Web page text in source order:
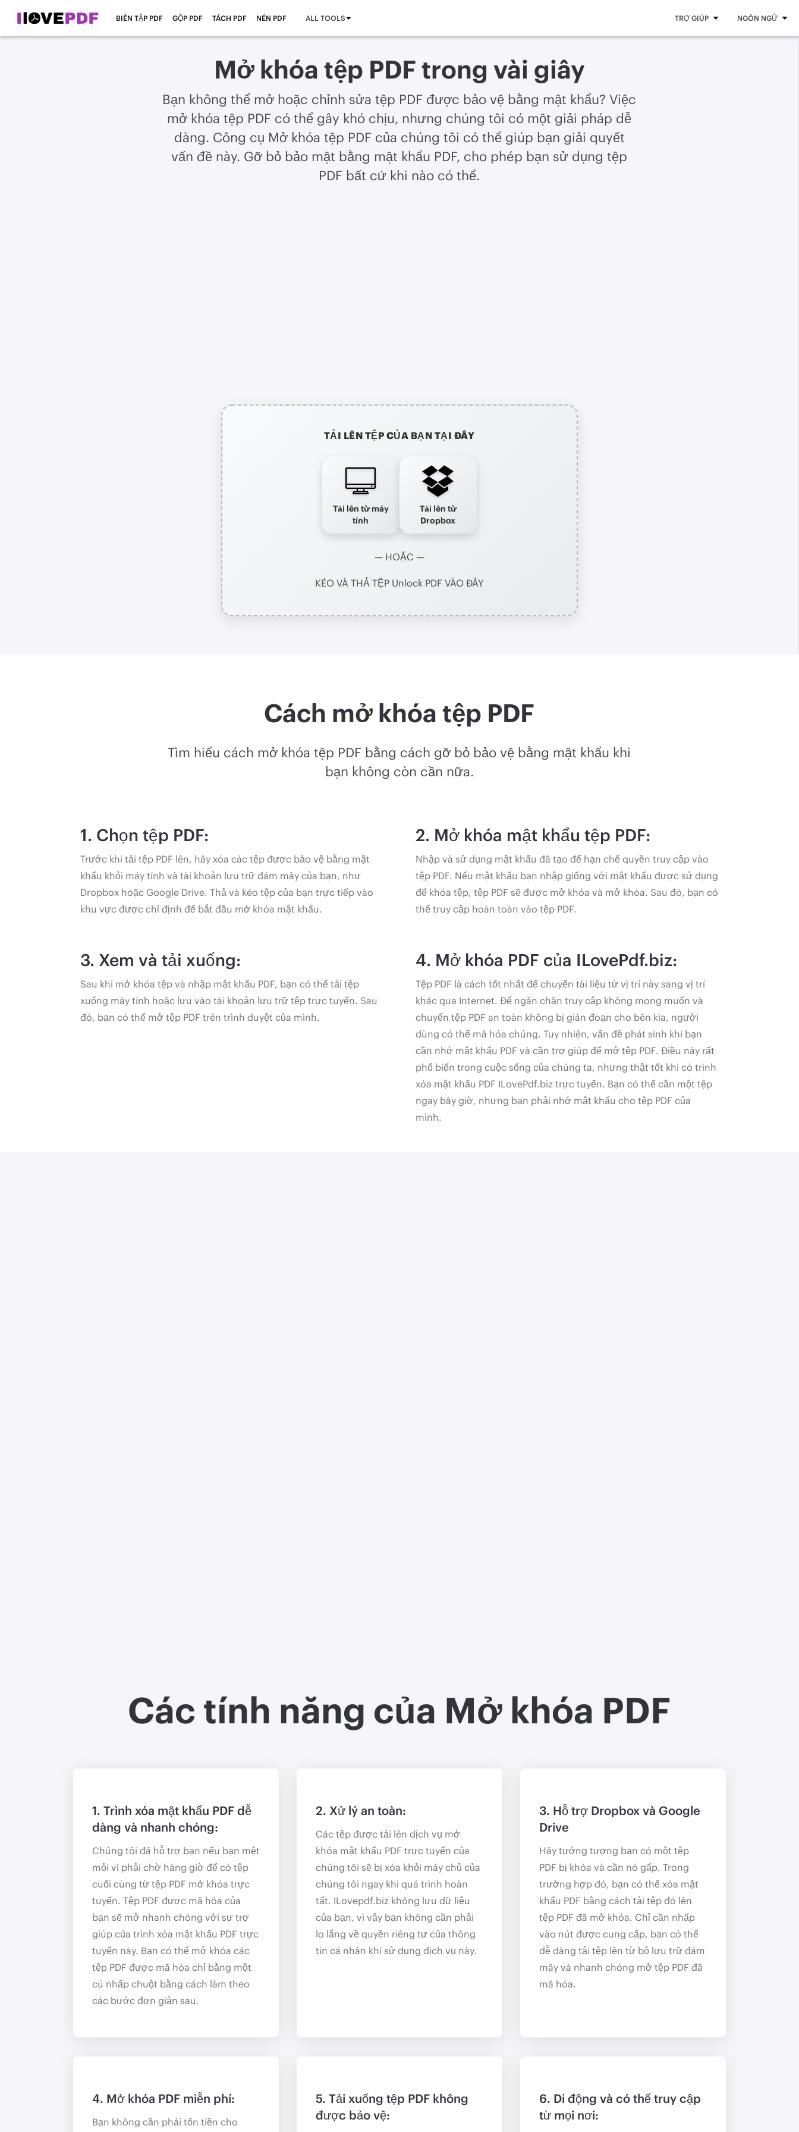
BIÊN TẬP PDF GỘP PDF TÁCH PDF NÉN PDF ALL TOOLS TRỢ GIÚP NGÔN NGỮ
Mở khóa tệp PDF trong vài giây
Bạn không thể mở hoặc chỉnh sửa tệp PDF được bảo vệ bằng mật khẩu? Việc
mở khóa tệp PDF có thể gây khó chịu, nhưng chúng tôi có một giải pháp dễ
dàng. Công cụ Mở khóa tệp PDF của chúng tôi có thể giúp bạn giải quyết
vấn đề này. Gỡ bỏ bảo mật bằng mật khẩu PDF, cho phép bạn sử dụng tệp
PDF bất cứ khi nào có thể.
TẢI LÊN TỆP CỦA BẠN TẠI ĐÂY
Tải lên từ máy
tính
Tải lên từ
Dropbox
— HOẶC —
KÉO VÀ THẢ TỆP Unlock PDF VÀO ĐÂY
Cách mở khóa tệp PDF
Tìm hiểu cách mở khóa tệp PDF bằng cách gỡ bỏ bảo vệ bằng mật khẩu khi
bạn không còn cần nữa.
1. Chọn tệp PDF:
Trước khi tải tệp PDF lên, hãy xóa các tệp được bảo vệ bằng mật
khẩu khỏi máy tính và tài khoản lưu trữ đám mây của bạn, như
Dropbox hoặc Google Drive. Thả và kéo tệp của bạn trực tiếp vào
khu vực được chỉ định để bắt đầu mở khóa mật khẩu.
2. Mở khóa mật khẩu tệp PDF:
Nhập và sử dụng mật khẩu đã tạo để hạn chế quyền truy cập vào
tệp PDF. Nếu mật khẩu bạn nhập giống với mật khẩu được sử dụng
để khóa tệp, tệp PDF sẽ được mở khóa và mở khóa. Sau đó, bạn có
thể truy cập hoàn toàn vào tệp PDF.
3. Xem và tải xuống:
Sau khi mở khóa tệp và nhập mật khẩu PDF, bạn có thể tải tệp
xuống máy tính hoặc lưu vào tài khoản lưu trữ tệp trực tuyến. Sau
đó, bạn có thể mở tệp PDF trên trình duyệt của mình.
4. Mở khóa PDF của ILovePdf.biz:
Tệp PDF là cách tốt nhất để chuyển tài liệu từ vị trí này sang vị trí
khác qua Internet. Để ngăn chặn truy cập không mong muốn và
chuyển tệp PDF an toàn không bị gián đoạn cho bên kia, người
dùng có thể mã hóa chúng. Tuy nhiên, vấn đề phát sinh khi bạn
cần nhớ mật khẩu PDF và cần trợ giúp để mở tệp PDF. Điều này rất
phổ biến trong cuộc sống của chúng ta, nhưng thật tốt khi có trình
xóa mật khẩu PDF ILovePdf.biz trực tuyến. Bạn có thể cần một tệp
ngay bây giờ, nhưng bạn phải nhớ mật khẩu cho tệp PDF của
mình.
Các tính năng của Mở khóa PDF
1. Trình xóa mật khẩu PDF dễ
dàng và nhanh chóng:
Chúng tôi đã hỗ trợ bạn nếu bạn mệt
mỏi vì phải chờ hàng giờ để có tệp
cuối cùng từ tệp PDF mở khóa trực
tuyến. Tệp PDF được mã hóa của
bạn sẽ mở nhanh chóng với sự trợ
giúp của trình xóa mật khẩu PDF trực
tuyến này. Bạn có thể mở khóa các
tệp PDF được mã hóa chỉ bằng một
cú nhấp chuột bằng cách làm theo
các bước đơn giản sau.
2. Xử lý an toàn:
Các tệp được tải lên dịch vụ mở
khóa mật khẩu PDF trực tuyến của
chúng tôi sẽ bị xóa khỏi máy chủ của
chúng tôi ngay khi quá trình hoàn
tất. ILovepdf.biz không lưu dữ liệu
của bạn, vì vậy bạn không cần phải
lo lắng về quyền riêng tư của thông
tin cá nhân khi sử dụng dịch vụ này.
3. Hỗ trợ Dropbox và Google
Drive
Hãy tưởng tượng bạn có một tệp
PDF bị khóa và cần nó gấp. Trong
trường hợp đó, bạn có thể xóa mật
khẩu PDF bằng cách tải tệp đó lên
tệp PDF đã mở khóa. Chỉ cần nhấp
vào nút được cung cấp, bạn có thể
dễ dàng tải tệp lên từ bộ lưu trữ đám
mây và nhanh chóng mở tệp PDF đã
mã hóa.
4. Mở khóa PDF miễn phí:
Bạn không cần phải tốn tiền cho
5. Tải xuống tệp PDF không
được bảo vệ:
6. Di động và có thể truy cập
từ mọi nơi: